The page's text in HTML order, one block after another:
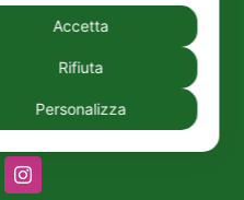
(MI)
idealjetsnc@legalmail.it
Instagram
Accetta
Rifiuta
Personalizza